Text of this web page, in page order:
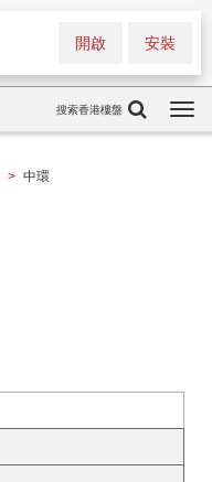
安裝
開啟
搜索香港樓盤
> 中環